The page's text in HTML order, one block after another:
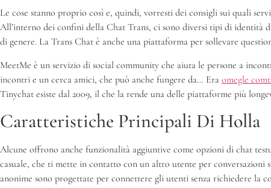
Le cose stanno proprio così e, quindi, vorresti dei consigli sui quali
All’interno dei confini della Chat Trans, ci sono diversi tipi di identità
di genere. La Trans Chat è anche una piattaforma per sollevare
MeetMe è un servizio di social community che aiuta le persone a
incontri e un cerca amici, che può anche fungere da… Era omegle
Tinychat esiste dal 2009, il che la rende una delle piattaforme più
Caratteristiche Principali Di Holla
Alcune offrono anche funzionalità aggiuntive come opzioni di chat
casuale, che ti mette in contatto con un altro utente per
anonime sono progettate per connettere gli utenti senza richiedere la